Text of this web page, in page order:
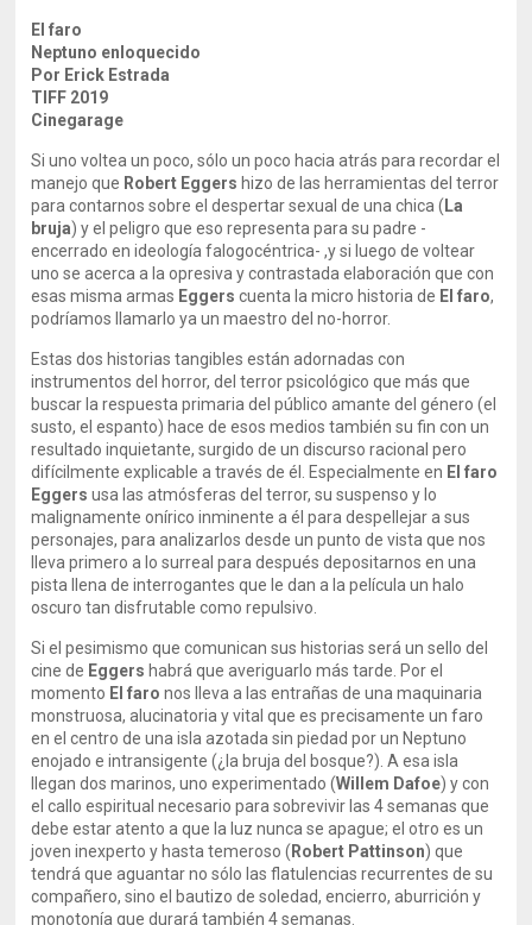
El faro
Neptuno enloquecido
Por Erick Estrada
TIFF 2019
Cinegarage
Si uno voltea un poco, sólo un poco hacia atrás para recordar el
manejo que Robert Eggers hizo de las herramientas del terror
para contarnos sobre el despertar sexual de una chica ( La
bruja) y el peligro que eso representa para su padre -
encerrado en ideología falogocéntrica- ,y si luego de voltear
uno se acerca a la opresiva y contrastada elaboración que con
esas misma armas Eggers cuenta la micro historia de El faro,
podríamos llamarlo ya un maestro del no-horror.
Estas dos historias tangibles están adornadas con
instrumentos del horror, del terror psicológico que más que
buscar la respuesta primaria del público amante del género (el
susto, el espanto) hace de esos medios también su fin con un
resultado inquietante, surgido de un discurso racional pero
difícilmente explicable a través de él. Especialmente en El faro
Eggers usa las atmósferas del terror, su suspenso y lo
malignamente onírico inminente a él para despellejar a sus
personajes, para analizarlos desde un punto de vista que nos
lleva primero a lo surreal para después depositarnos en una
pista llena de interrogantes que le dan a la película un halo
oscuro tan disfrutable como repulsivo.
Si el pesimismo que comunican sus historias será un sello del
cine de Eggers habrá que averiguarlo más tarde. Por el
momento El faro nos lleva a las entrañas de una maquinaria
monstruosa, alucinatoria y vital que es precisamente un faro
en el centro de una isla azotada sin piedad por un Neptuno
enojado e intransigente (¿la bruja del bosque?). A esa isla
llegan dos marinos, uno experimentado (Willem Dafoe) y con
el callo espiritual necesario para sobrevivir las 4 semanas que
debe estar atento a que la luz nunca se apague; el otro es un
joven inexperto y hasta temeroso ( Robert Pattinson) que
tendrá que aguantar no sólo las flatulencias recurrentes de su
compañero, sino el bautizo de soledad, encierro, aburrición y
monotonía que durará también 4 semanas.